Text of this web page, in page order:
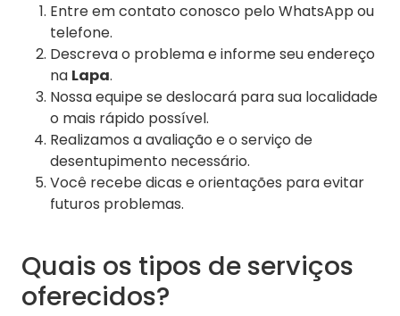
Entre em contato conosco pelo WhatsApp ou
telefone.
Descreva o problema e informe seu endereço
na Lapa.
Nossa equipe se deslocará para sua localidade
o mais rápido possível.
Realizamos a avaliação e o serviço de
desentupimento necessário.
Você recebe dicas e orientações para evitar
futuros problemas.
Quais os tipos de serviços
oferecidos?